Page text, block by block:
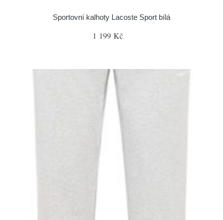
Sportovní kalhoty Lacoste Sport bílá
1 199 Kč